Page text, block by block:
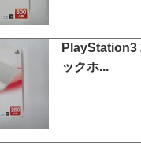
PlayStation3
ックホ...